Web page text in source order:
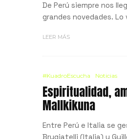
De Perú siempre nos
grandes novedades. Lo
LEER MÁS
#KuadroEscucha Noticias
Espiritualidad,
Mallkikuna
Entre Perú e Italia se
Brugiatelli (Italia) y